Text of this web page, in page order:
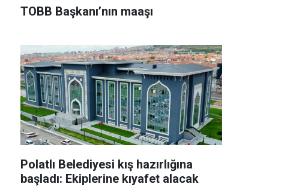
TOBB Başkanı’nın maaşı
Polatlı Belediyesi kış hazırlığına
başladı: Ekiplerine kıyafet alacak